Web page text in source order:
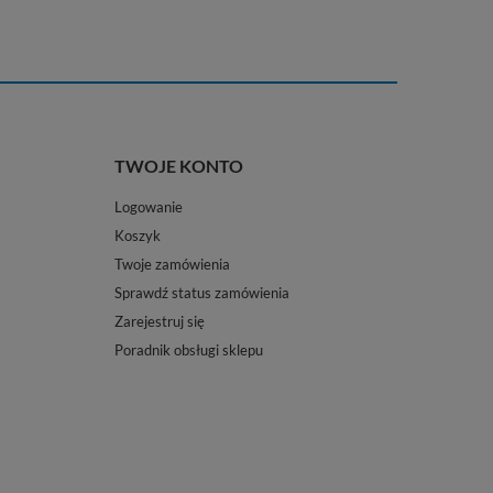
TWOJE KONTO
Logowanie
Koszyk
Twoje zamówienia
Sprawdź status zamówienia
Zarejestruj się
Poradnik obsługi sklepu